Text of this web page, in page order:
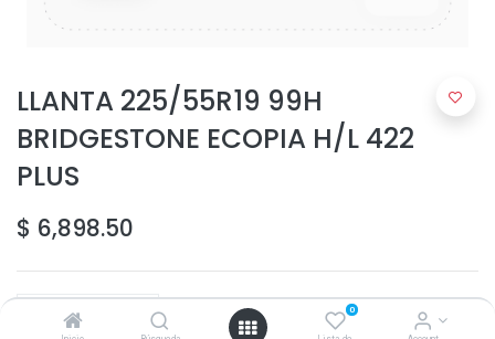
0
LLANTA 225/55R19 99H
BRIDGESTONE ECOPIA H/L 422
PLUS
$ 6,898.50